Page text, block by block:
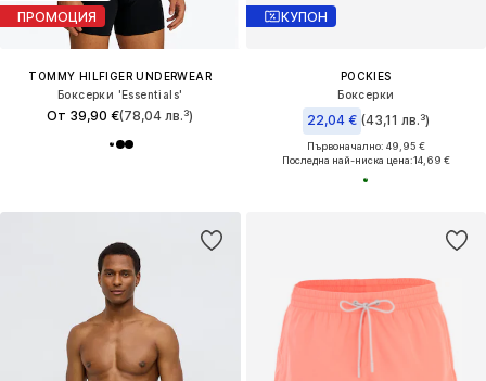
ПРОМОЦИЯ
TOMMY HILFIGER UNDERWEAR
Боксерки 'Essentials'
От 39,90 €(78,04 лв.³)
КУПОН
POCKIES
Боксерки
22,04 € (43,11 лв.³)
Първоначално: 49,95 €
Последна най-ниска цена:14,69 €